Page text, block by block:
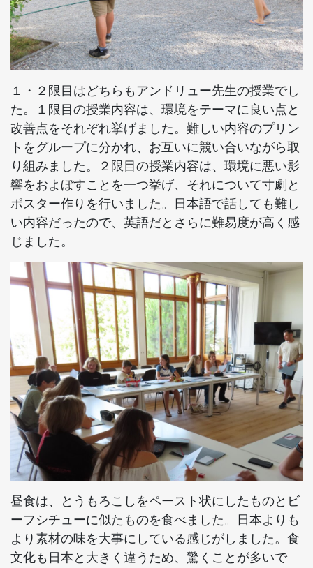
１・２限目はどちらもアンドリュー先生の授業でし
た。１限目の授業内容は、環境をテーマに良い点と
改善点をそれぞれ挙げました。難しい内容のプリン
トをグループに分かれ、お互いに競い合いながら取
り組みました。２限目の授業内容は、環境に悪い影
響をおよぼすことを一つ挙げ、それについて寸劇と
ポスター作りを行いました。日本語で話しても難し
い内容だったので、英語だとさらに難易度が高く感
じました。
昼食は、とうもろこしをペースト状にしたものとビ
ーフシチューに似たものを食べました。日本よりも
より素材の味を大事にしている感じがしました。食
文化も日本と大きく違うため、驚くことが多いで